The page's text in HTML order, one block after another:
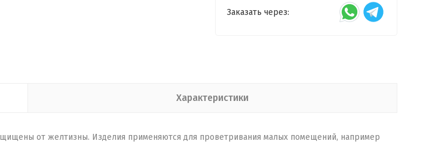
Заказать через:
Характеристики
от желтизны. Изделия применяются для проветривания малых помещений, например